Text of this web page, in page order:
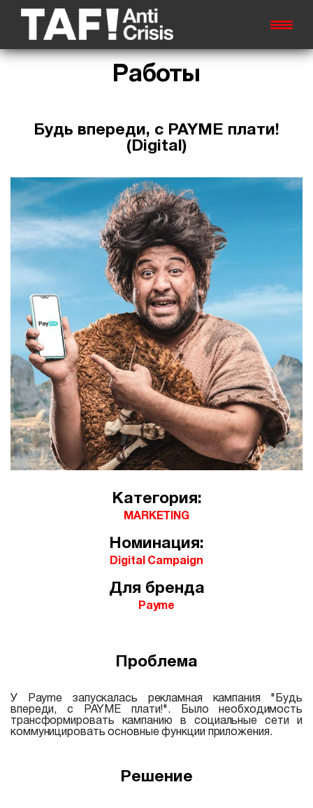
Работы
Будь впереди, с PAYME плати!
(Digital)
Категория:
MARKETING
Номинация:
Digital Campaign
Для бренда
Payme
Проблема
У Payme запускалась рекламная кампания "Будь
впереди, с PAYME плати!". Было необходимость
трансформировать кампанию в социальные сети и
коммуницировать основные функции приложения.
Решение